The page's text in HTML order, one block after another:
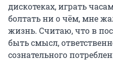
дискотеках, играть
болтать ни о чём, мне
жизнь. Считаю, что в
быть смысл,
сознательного